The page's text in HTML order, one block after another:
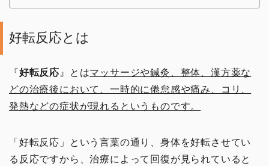
好転反応とは
『好転反応 』とはマッサージや鍼灸、整体、漢方薬な
どの治療後において、一時的に倦怠感や痛み、コリ、
発熱などの症状が現れるというものです。
「好転反応」という言葉の通り、身体を好転させてい
る反応ですから、治療によって回復が見られていると